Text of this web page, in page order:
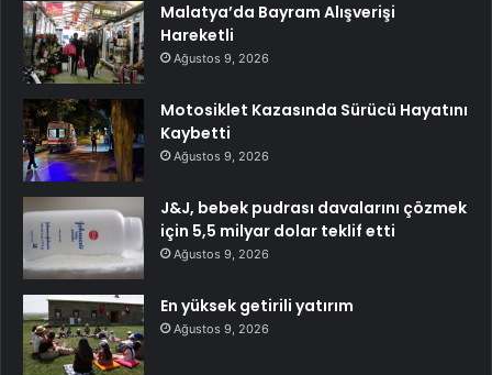
Malatya’da Bayram Alışverişi
Hareketli
Ağustos 9, 2026
Motosiklet Kazasında Sürücü Hayatını
Kaybetti
Ağustos 9, 2026
J&J, bebek pudrası davalarını çözmek
için 5,5 milyar dolar teklif etti
Ağustos 9, 2026
En yüksek getirili yatırım
Ağustos 9, 2026